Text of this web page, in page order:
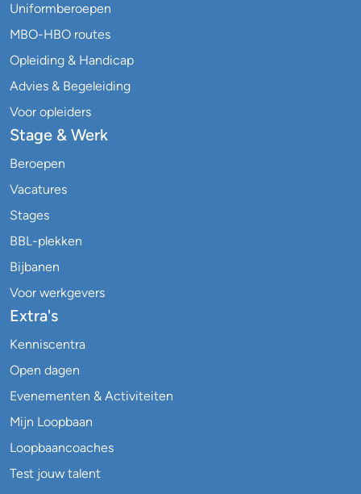
Uniformberoepen
MBO-HBO routes
Opleiding & Handicap
Advies & Begeleiding
Voor opleiders
Stage & Werk
Beroepen
Vacatures
Stages
BBL-plekken
Bijbanen
Voor werkgevers
Extra's
Kenniscentra
Open dagen
Evenementen & Activiteiten
Mijn Loopbaan
Loopbaancoaches
Test jouw talent